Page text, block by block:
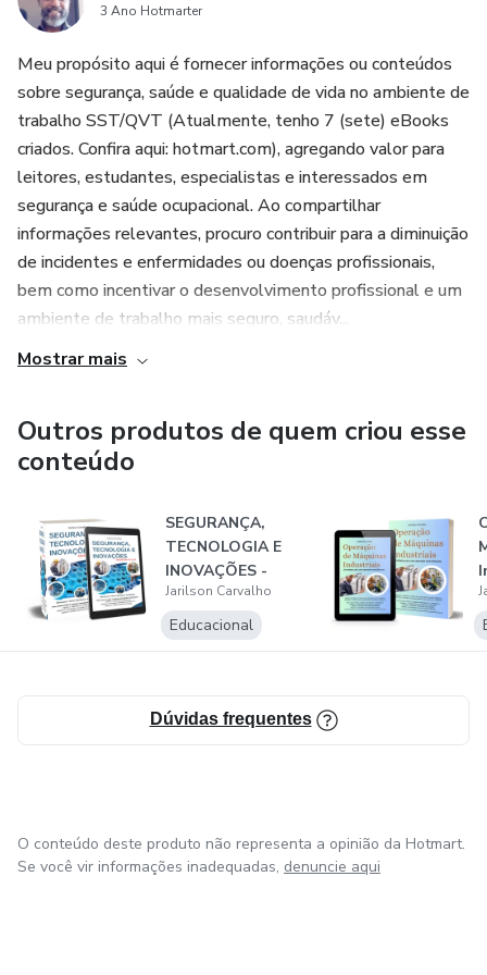
3 Ano Hotmarter
Meu propósito aqui é fornecer informações ou conteúdos
sobre segurança, saúde e qualidade de vida no ambiente de
trabalho SST/QVT (Atualmente, tenho 7 (sete) eBooks
criados. Confira aqui: hotmart.com), agregando valor para
leitores, estudantes, especialistas e interessados em
segurança e saúde ocupacional. Ao compartilhar
informações relevantes, procuro contribuir para a diminuição
de incidentes e enfermidades ou doenças profissionais,
bem como incentivar o desenvolvimento profissional e um
ambiente de trabalho mais seguro, saudáv...
Mostrar mais
Outros produtos de quem criou esse
conteúdo
SEGURANÇA,
TECNOLOGIA E
INOVAÇÕES -
INDÚSTRIA 4.0 e
5.0
Jarilson Carvalho
Educacional
Dúvidas frequentes
O conteúdo deste produto não representa a opinião da Hotmart.
Se você vir informações inadequadas, denuncie aqui